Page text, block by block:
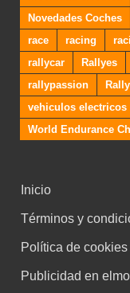
Novedades Coches
race
racing
rallycar
Rallyes
rallypassion
vehiculos electricos
World Endurance
Inicio
Términos y
Política de
Publicidad en